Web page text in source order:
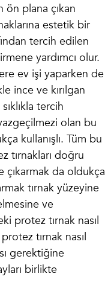
ön plana çıkan
estetik bir
tercih edilen
yardımcı olur.
ev işi yaparken de
ince ve kırılgan
tercih
olan bu
kullanışlı. Tüm bu
tırnakları doğru
da oldukça
tırnak yüzeyine
ve
protez tırnak nasıl
tırnak nasıl
gerektiğine
birlikte